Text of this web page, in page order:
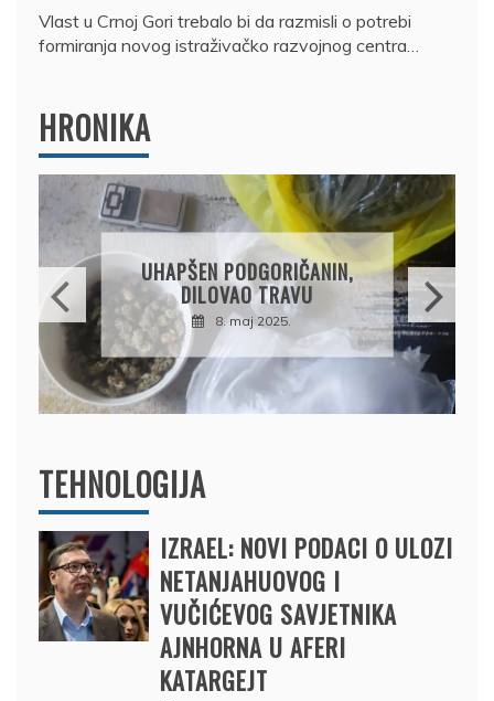
Vlast u Crnoj Gori trebalo bi da razmisli o potrebi
formiranja novog istraživačko razvojnog centra…
HRONIKA
DRŽAVLJANIN RUSIJE
OSUMNJIČEN DA JE
PRODAO TUĐI BMW,
DRŽAVU NAPUSTIO
BRODOM
12. februar 2025.
TEHNOLOGIJA
IZRAEL: NOVI PODACI O ULOZI
NETANJAHUOVOG I
VUČIĆEVOG SAVJETNIKA
AJNHORNA U AFERI
KATARGEJT